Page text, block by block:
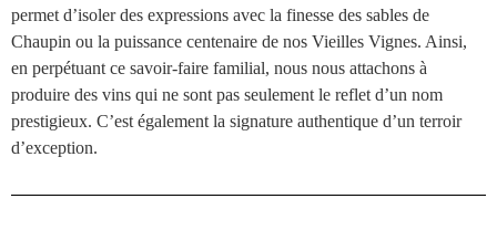
permet d’isoler des expressions avec la finesse des sables de
Chaupin ou la puissance centenaire de nos Vieilles Vignes. Ainsi,
en perpétuant ce savoir-faire familial, nous nous attachons à
produire des vins qui ne sont pas seulement le reflet d’un nom
prestigieux. C’est également la signature authentique d’un terroir
d’exception.